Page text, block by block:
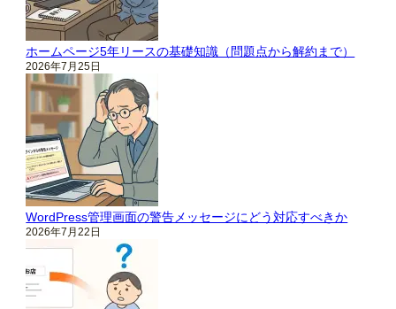
ホームページ5年リースの基礎知識（問題点から解約まで）
2026年7月25日
WordPress管理画面の警告メッセージにどう対応すべきか
2026年7月22日